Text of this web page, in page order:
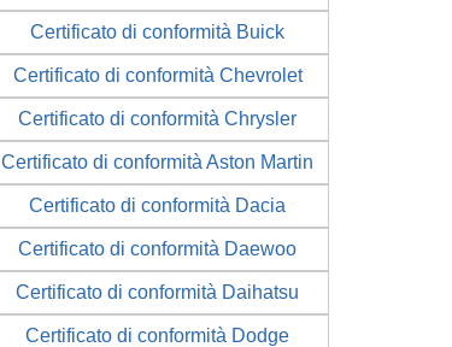
Certificato di conformità Buick
Certificato di conformità Chevrolet
Certificato di conformità Chrysler
Certificato di conformità Aston Martin
Certificato di conformità Dacia
Certificato di conformità Daewoo
Certificato di conformità Daihatsu
Certificato di conformità Dodge